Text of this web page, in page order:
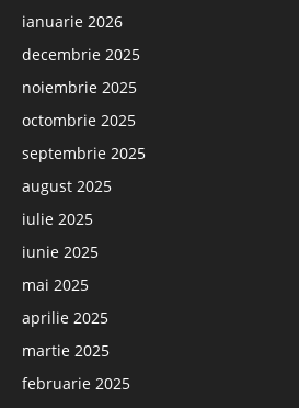
ianuarie 2026
decembrie 2025
noiembrie 2025
octombrie 2025
septembrie 2025
august 2025
iulie 2025
iunie 2025
mai 2025
aprilie 2025
martie 2025
februarie 2025